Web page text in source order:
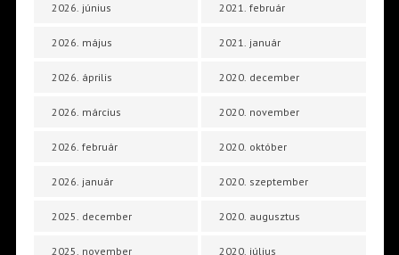
2026. június
2026. május
2026. április
2026. március
2026. február
2026. január
2025. december
2025. november
2021. február
2021. január
2020. december
2020. november
2020. október
2020. szeptember
2020. augusztus
2020. július